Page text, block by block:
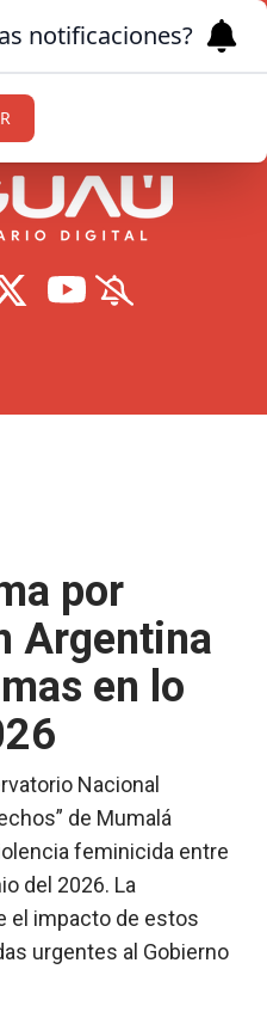
| Formosa
por
Argentina
en lo
Nacional
de Mumalá
feminicida entre
del 2026. La
el impacto de estos
urgentes al Gobierno
notificaciones?